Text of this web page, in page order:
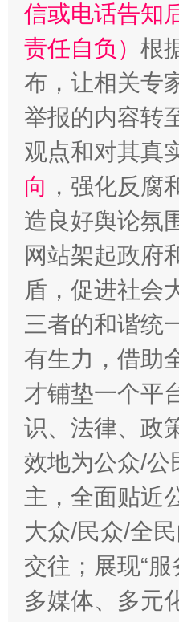
信或电话告知
责任自负） 根
布，让相关专
举报的内容转
观点和对其真
向 ，强化反
造良好舆论氛
网站架起政府
盾，促进社会
三者的和谐统
有生力，借助
才铺垫一个平
识、法律、政
效地为公众/公
主，全面贴近
大众/民众/全
交往；展现“
多媒体、多元